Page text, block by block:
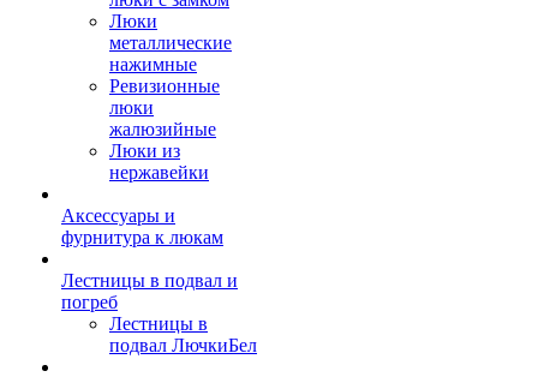
Люки
металлические
нажимные
Ревизионные
люки
жалюзийные
Люки из
нержавейки
Аксессуары и
фурнитура к люкам
Лестницы в подвал и
погреб
Лестницы в
подвал ЛючкиБел